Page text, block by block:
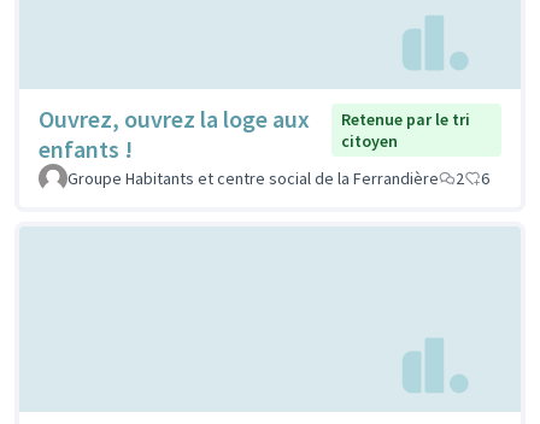
Ouvrez, ouvrez la loge aux
enfants !
Retenue par le tri
citoyen
Groupe Habitants et centre social de la Ferrandière
2 6